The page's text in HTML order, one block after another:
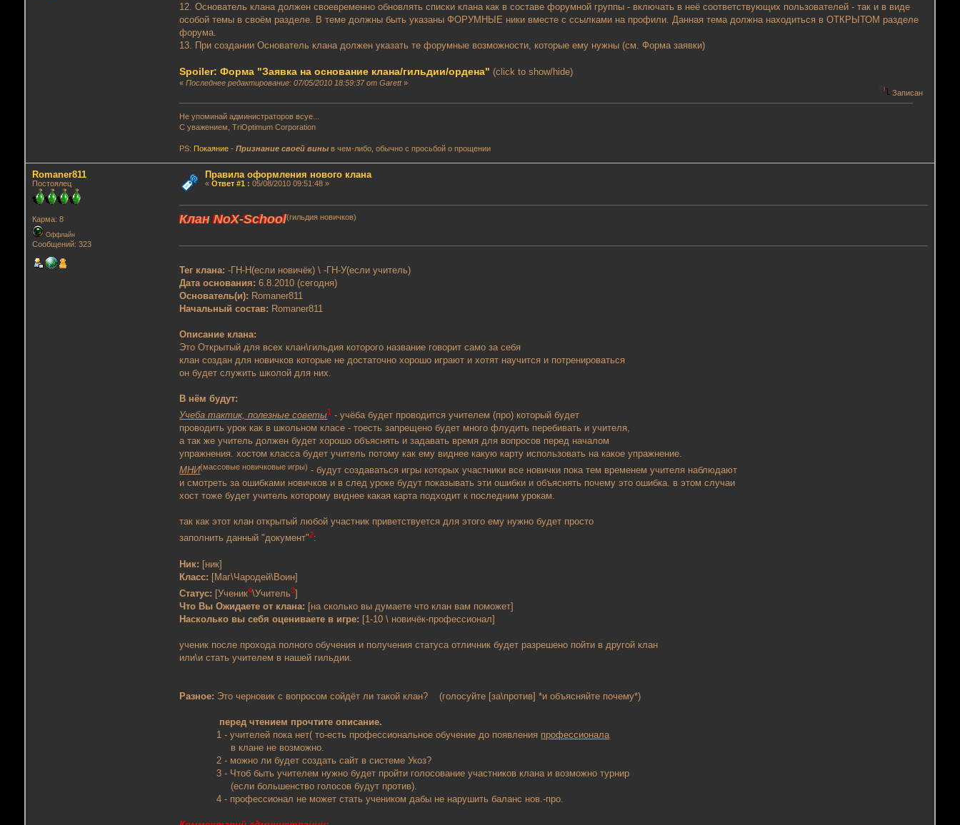
12. Основатель клана должен своевременно обновлять списки клана как в составе форумной группы - включать в неё соответствующих пользователей - так и в виде
особой темы в своём разделе. В теме должны быть указаны ФОРУМНЫЕ ники вместе с ссылками на профили. Данная тема должна находиться в ОТКРЫТОМ разделе
форума.
13. При создании Основатель клана должен указать те форумные возможности, которые ему нужны (см. Форма заявки)
Spoiler: Форма "Заявка на основание клана/гильдии/ордена" (click to show/hide)
«Последнее редактирование: 07/05/2010 18:59:37 от Garett»
Записан
Не упоминай администраторов всуе...
С уважением, TriOptimum Corporation
PS: Покаяние -Признание своей вины в чем-либо, обычно с просьбой о прощении
Romaner811
Постоялец
Карма: 8
Оффлайн
Сообщений: 323
Правила оформления нового клана
« Ответ #1 : 05/08/2010 09:51:48 »
Клан NoX-School(гильдия новичков)
Тег клана: -ГН-Н(если новичёк) \ -ГН-У(если учитель)
Дата основания: 6.8.2010 (сегодня)
Основатель(и): Romaner811
Начальный состав: Romaner811
Описание клана:
Это Открытый для всех клан\гильдия которого название говорит само за себя
клан создан для новичков которые не достаточно хорошо играют и хотят научится и потренироваться
он будет служить школой для них.
В нём будут:
Учеба тактик, полезные советы1 - учёба будет проводится учителем (про) который будет
проводить урок как в школьном класе - тоесть запрещено будет много флудить перебивать и учителя,
а так же учитель должен будет хорошо объяснять и задавать время для вопросов перед началом
упражнения. хостом класса будет учитель потому как ему виднее какую карту использовать на какое упражнение.
МНИ(массовые новичковые игры) - будут создаваться игры которых участники все новички пока тем временем учителя наблюдают
и смотреть за ошибками новичков и в след уроке будут показывать эти ошибки и объяснять почему это ошибка. в этом случаи
хост тоже будет учитель которому виднее какая карта подходит к последним урокам.
так как этот клан открытый любой участник приветствуется для этого ему нужно будет просто
заполнить данный "документ"2:
Ник: [ник]
Класс: [Маг\Чародей\Воин]
Статус: [Ученик4\Учитель3]
Что Вы Ожидаете от клана: [на сколько вы думаете что клан вам поможет]
Насколько вы себя оцениваете в игре: [1-10 \ новичёк-профессионал]
ученик после прохода полного обучения и получения статуса отличник будет разрешено пойти в другой клан
или\и стать учителем в нашей гильдии.
Разное: Это черновик с вопросом сойдёт ли такой клан? (голосуйте [за\против] *и объясняйте почему*)
перед чтением прочтите описание.
1 - учителей пока нет( то-есть профессиональное обучение до появления профессионала
в клане не возможно.
2 - можно ли будет создать сайт в системе Укоз?
3 - Чтоб быть учителем нужно будет пройти голосование участников клана и возможно турнир
(если большенство голосов будут против).
4 - профессионал не может стать учеником дабы не нарушить баланс нов.-про.